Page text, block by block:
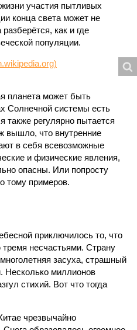
участия пытливых
конца света может не
как и где
популяции.
планета может быть
Солнечной системы есть
также регулярно пытается
вышло, что внутренние
в себя всевозможные
и физические явления,
опасны. Или попросту
тому примеров.
приключилось то, что
несчастьями. Страну
засуха, страшный
Несколько миллионов
стихий. Вот что тогда
чрезвычайно